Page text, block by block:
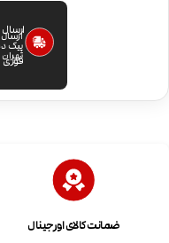
ارسال
فوری
ارسال
پیک
تهران
ضمانت کالای اورجینال